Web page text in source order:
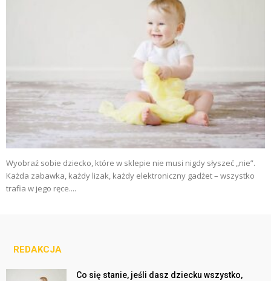
Wyobraź sobie dziecko, które w sklepie nie musi nigdy słyszeć „nie”.
Każda zabawka, każdy lizak, każdy elektroniczny gadżet – wszystko
trafia w jego ręce....
REDAKCJA
Co się stanie, jeśli dasz dziecku wszystko,